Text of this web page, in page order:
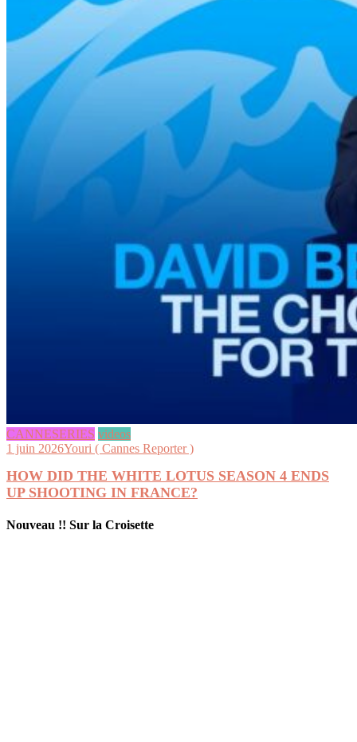
CANNESERIES videos
1 juin 2026Youri ( Cannes Reporter )
HOW DID THE WHITE LOTUS SEASON 4 ENDS
UP SHOOTING IN FRANCE?
Nouveau !! Sur la Croisette